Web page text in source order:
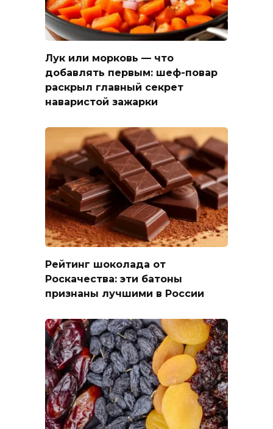
Лук или морковь — что
добавлять первым: шеф-повар
раскрыл главный секрет
наваристой зажарки
Рейтинг шоколада от
Роскачества: эти батоны
признаны лучшими в России